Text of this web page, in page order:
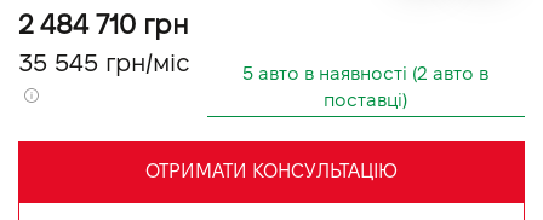
2 484 710 грн
35 545 грн/міс
5 авто в наявності (2 авто в
поставці)
ОТРИМАТИ КОНСУЛЬТАЦІЮ
Контакти
Підпишись на наш канал та слідкуй за